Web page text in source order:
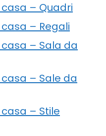
– Quadri
– Regali
– Sala da
– Sale da
– Stile